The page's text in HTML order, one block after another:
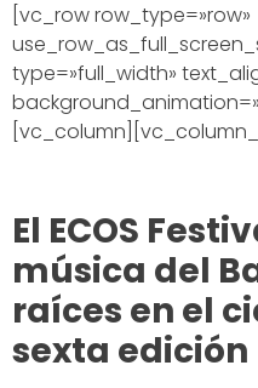
[vc_row row_type=»row»
type=»full_width»
El ECOS
música del
raíces en el
sexta edición